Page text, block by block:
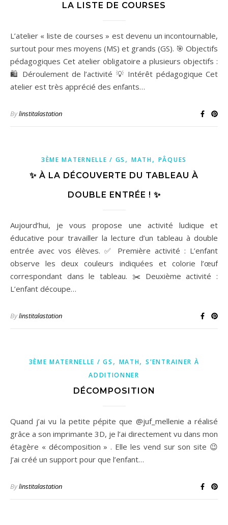
LA LISTE DE COURSES
L’atelier « liste de courses » est devenu un incontournable,
surtout pour mes moyens (MS) et grands (GS). 🎯 Objectifs
pédagogiques Cet atelier obligatoire a plusieurs objectifs :
🛍 Déroulement de l’activité 💡 Intérêt pédagogique Cet
atelier est très apprécié des enfants…
Bylinstitalastation
3ÈME MATERNELLE / GS , MATH, PÂQUES
✨ À LA DÉCOUVERTE DU TABLEAU À
DOUBLE ENTRÉE ! ✨
Aujourd’hui, je vous propose une activité ludique et
éducative pour travailler la lecture d’un tableau à double
entrée avec vos élèves. ✅ Première activité : L’enfant
observe les deux couleurs indiquées et colorie l’œuf
correspondant dans le tableau. ✂️ Deuxième activité :
L’enfant découpe…
Bylinstitalastation
3ÈME MATERNELLE / GS , MATH,S’ENTRAINER À
ADDITIONNER
DÉCOMPOSITION
Quand j’ai vu la petite pépite que @juf_mellenie a réalisé
grâce a son imprimante 3D, je l’ai directement vu dans mon
étagère « décomposition » . Elle les vend sur son site 😉
J’ai créé un support pour que l’enfant…
Bylinstitalastation